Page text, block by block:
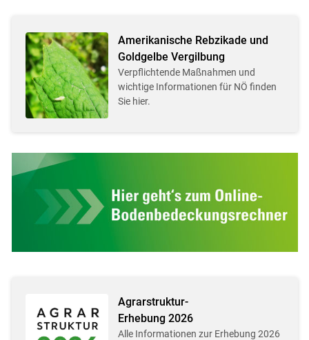
Amerikanische Rebzikade und
Goldgelbe Vergilbung
Verpflichtende Maßnahmen und
wichtige Informationen für NÖ finden
Sie hier.
Agrarstruktur-
Erhebung 2026
Alle Informationen zur Erhebung 2026